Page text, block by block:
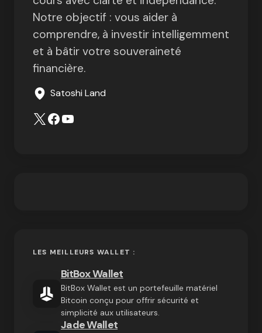
Notre objectif : vous aider à
comprendre, à investir intelligemment
et à bâtir votre souveraineté
financière.
Satoshi Land
LES MEILLEURS WALLET :
BitBox Wallet
BitBox Wallet est un portefeuille matériel
Bitcoin conçu pour offrir sécurité et
simplicité aux utilisateurs.
Jade Wallet